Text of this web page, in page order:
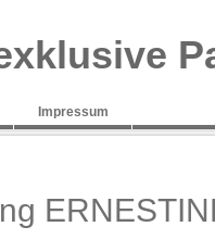
Impressum